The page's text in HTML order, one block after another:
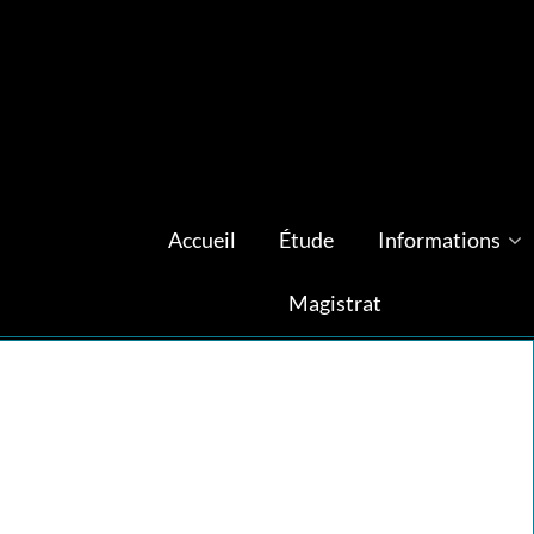
Accueil Étude Informations
Magistrat